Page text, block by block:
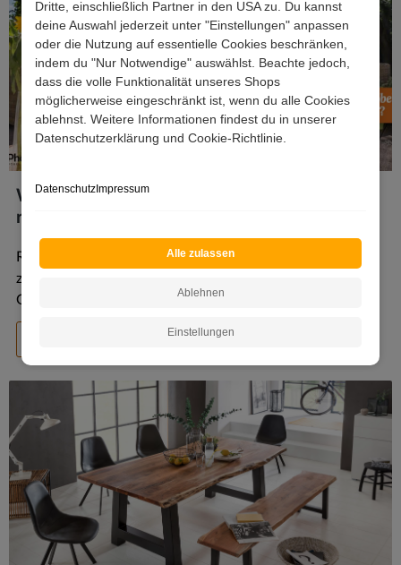
Dritte, einschließlich Partner in den USA zu. Du kannst
deine Auswahl jederzeit unter "Einstellungen" anpassen
oder die Nutzung auf essentielle Cookies beschränken,
indem du "Nur Notwendige" auswählst. Beachte jedoch,
dass die volle Funktionalität unseres Shops
möglicherweise eingeschränkt ist, wenn du alle Cookies
ablehnst. Weitere Informationen findest du in unserer
Datenschutzerklärung und Cookie-Richtlinie.
DatenschutzImpressum
Alle zulassen
Ablehnen
Einstellungen
Wie kann man Rattanmöbel am einfachsten
reinigen?
Rattanmöbel sind Stühle, Sessel, Liegen und Tische, die
zum größten Teil aus Korbgeflecht bestehen. Dieses
Geflecht kann für den Indoorbereich aus echtem...